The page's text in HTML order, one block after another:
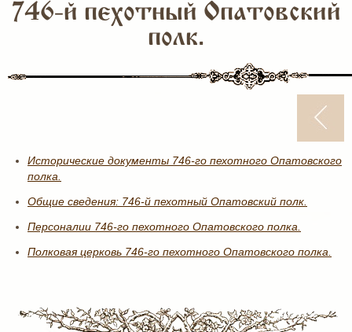
746-й пехотный Опатовский
полк.
Исторические документы 746-го пехотного Опатовского
полка.
Общие сведения: 746-й пехотный Опатовский полк.
Персоналии 746-го пехотного Опатовского полка.
Полковая церковь 746-го пехотного Опатовского полка.